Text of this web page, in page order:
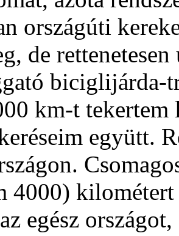
országúti
de
km-t tekertem
együtt.
4000)
egész